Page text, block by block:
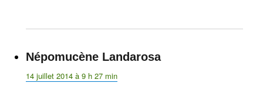
Népomucène Landarosadit :
14 juillet 2014 à 9 h 27 min